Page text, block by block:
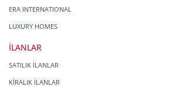
ERA INTERNATIONAL
LUXURY HOMES
İLANLAR
SATILIK İLANLAR
KİRALIK İLANLAR